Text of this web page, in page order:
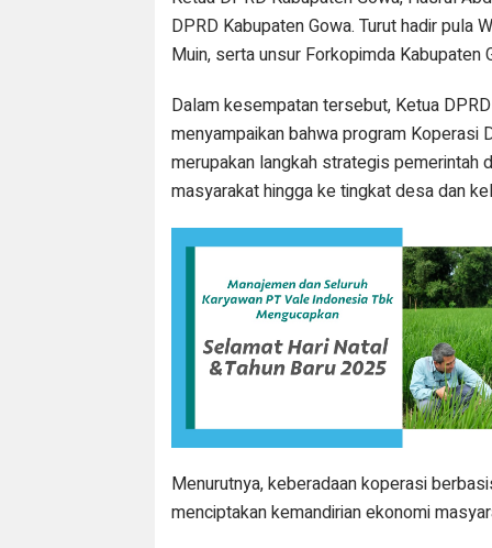
DPRD Kabupaten Gowa. Turut hadir pula
Muin, serta unsur Forkopimda Kabupaten
Dalam kesempatan tersebut, Ketua
menyampaikan bahwa program Koperasi
merupakan langkah strategis pemerintah
masyarakat hingga ke tingkat desa dan
Menurutnya, keberadaan koperasi
menciptakan kemandirian ekonomi